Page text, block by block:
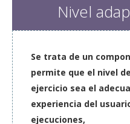
Nivel
Se trata de un
permite que el nivel
ejercicio sea el
experiencia del
ejecuciones,